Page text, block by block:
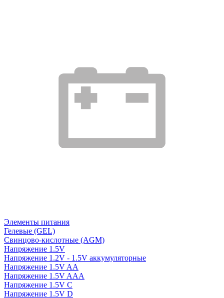
Элементы питания
Гелевые (GEL)
Свинцово-кислотные (AGM)
Напряжение 1.5V
Напряжение 1.2V - 1.5V аккумуляторные
Напряжение 1.5V AA
Напряжение 1.5V AAA
Напряжение 1.5V C
Напряжение 1.5V D